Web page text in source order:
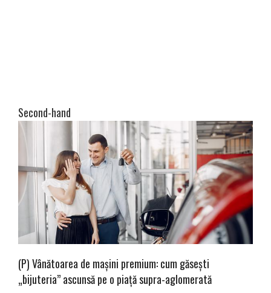
Second-hand
(P) Vânătoarea de mașini premium: cum găsești
„bijuteria” ascunsă pe o piață supra-aglomerată